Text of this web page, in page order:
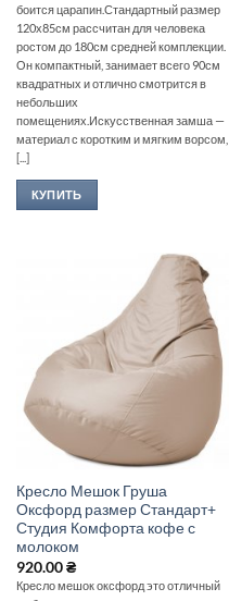
боится царапин.Стандартный размер
120х85см рассчитан для человека
ростом до 180см средней комплекции.
Он компактный, занимает всего 90см
квадратных и отлично смотрится в
небольших
помещениях.Искусственная замша —
материал с коротким и мягким ворсом,
[...]
КУПИТЬ
Кресло Мешок Груша
Оксфорд размер Стандарт+
Студия Комфорта кофе с
молоком
920.00₴
Кресло мешок оксфорд это отличный